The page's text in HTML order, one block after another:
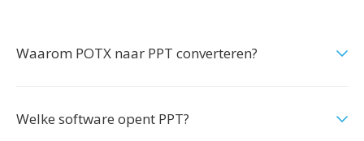
Waarom POTX naar PPT converteren?
Welke software opent PPT?